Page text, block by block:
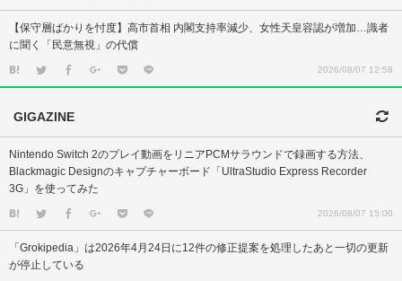
【保守層ばかりを忖度】高市首相 内閣支持率減少、女性天皇容認が増加…識者
に聞く「民意無視」の代償
2026/08/07 12:58
GIGAZINE
Nintendo Switch 2のプレイ動画をリニアPCMサラウンドで録画する方法、
Blackmagic Designのキャプチャーボード「UltraStudio Express Recorder
3G」を使ってみた
2026/08/07 15:00
「Grokipedia」は2026年4月24日に12件の修正提案を処理したあと一切の更新
が停止している